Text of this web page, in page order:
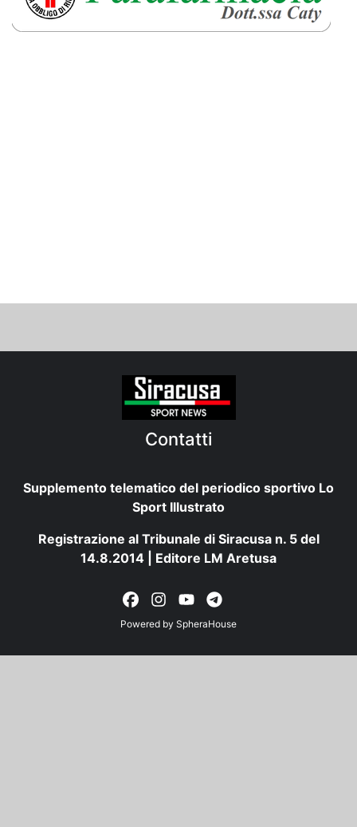
Contatti
Supplemento telematico del periodico sportivo Lo
Sport Illustrato
Registrazione al Tribunale di Siracusa n. 5 del
14.8.2014 | Editore LM Aretusa
Powered by SpheraHouse